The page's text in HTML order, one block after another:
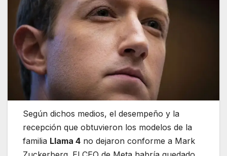
Según dichos medios, el desempeño y la
recepción que obtuvieron los modelos de la
familia Llama 4 no dejaron conforme a Mark